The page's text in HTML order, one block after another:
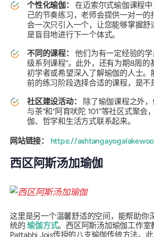
个性化瑜伽：在迈索尔式瑜伽课程
己的节奏练习，老师会提供一对一的
会一次只引入一个，让您能够掌握舒
是盲目地进行下一个体式。
不同的课程：他们为有一定经验的学
级系列课程”。此外，还有为期8周的
初学者或希望深入了解瑜伽的人士。
前的练习阶段选择合适的课程，是不
社区建设活动：
除了瑜伽课程之外
与茶”和“阿育吠陀 101”等社区式聚会
伽、哲学和生活方式联系起来。
网站链接： https://
西区阿斯汤加瑜伽
这里是另一个温馨舒适的空间，能帮助你
统的瑜伽方式。西区阿斯汤加瑜伽工作室
Pattabhi Jois传授的八支瑜伽传统方法。